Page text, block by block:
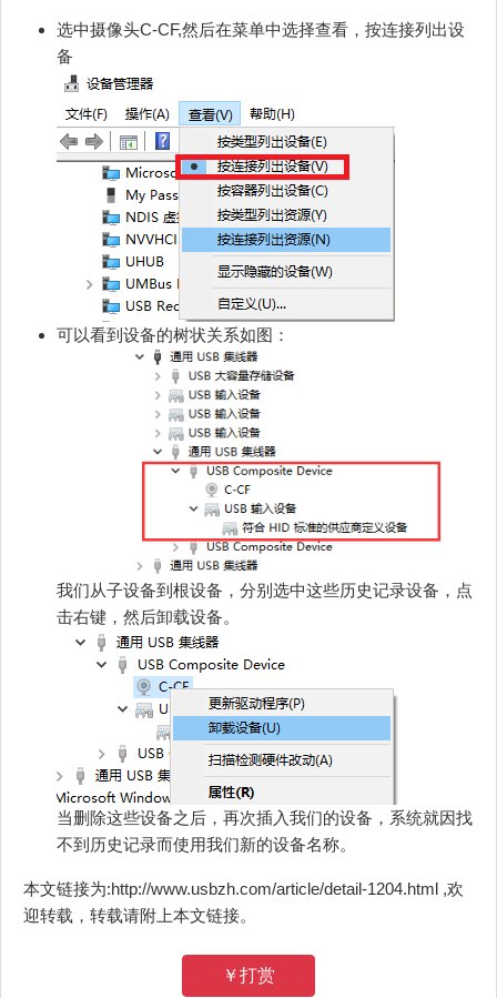
选中摄像头C-CF,然后在菜单中选择查看，按连接列出设
备
可以看到设备的树状关系如图：
我们从子设备到根设备，分别选中这些历史记录设备，点
击右键，然后卸载设备。
当删除这些设备之后，再次插入我们的设备，系统就因找
不到历史记录而使用我们新的设备名称。
本文链接为:http://www.usbzh.com/article/detail-1204.html ,欢
迎转载，转载请附上本文链接。
￥打赏